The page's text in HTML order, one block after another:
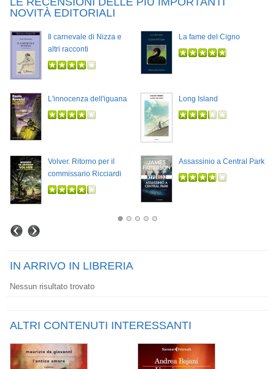
NOVITÀ EDITORIALI
Il carnevale di Nizza e
altri racconti
La fame del Cigno
L'innocenza dell'iguana Long Island
Volver. Ritorno per il
commissario Ricciardi
Assassinio a Central Park
IN ARRIVO IN LIBRERIA
Nessun risultato trovato
ALTRI CONTENUTI INTERESSANTI